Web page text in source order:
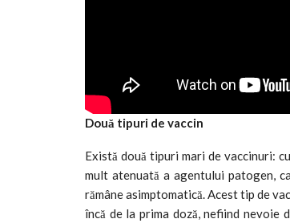
Două tipuri de vaccin
Există două tipuri mari de vaccinuri:
mult atenuată a agentului patogen,
rămâne asimptomatică. Acest tip de
încă de la prima doză, nefiind nevoie